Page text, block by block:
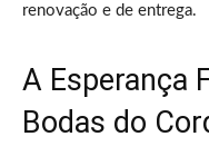
renovação e de entrega.
A Esperança
Bodas do